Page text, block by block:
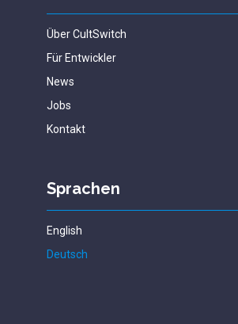
Über CultSwitch
Für Entwickler
News
Jobs
Kontakt
Sprachen
English
Deutsch